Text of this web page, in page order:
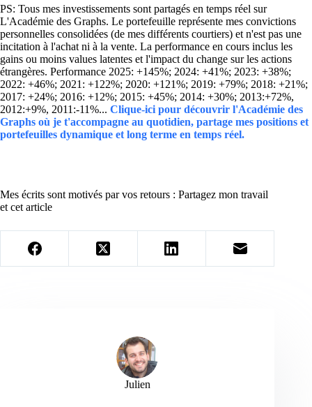
PS: Tous mes investissements sont partagés en temps réel sur
L'Académie des Graphs. Le portefeuille représente mes convictions
personnelles consolidées (de mes différents courtiers) et n'est pas une
incitation à l'achat ni à la vente. La performance en cours inclus les
gains ou moins values latentes et l'impact du change sur les actions
étrangères. Performance 2025: +145%; 2024: +41%; 2023: +38%;
2022: +46%; 2021: +122%; 2020: +121%; 2019: +79%; 2018: +21%;
2017: +24%; 2016: +12%; 2015: +45%; 2014: +30%; 2013:+72%,
2012:+9%, 2011:-11%... Clique-ici pour découvrir l'Académie des
Graphs où je t'accompagne au quotidien, partage mes positions et
portefeuilles dynamique et long terme en temps réel.
Mes écrits sont motivés par vos retours : Partagez mon travail
et cet article
Julien